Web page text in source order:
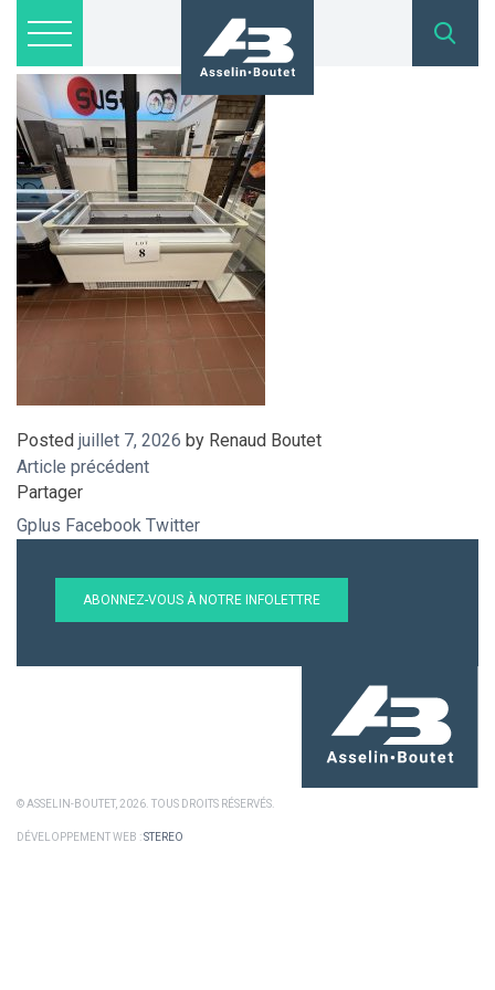
Lots disponibles
Inscription
Nous joindre
admin@asselinboutet.com
418 254-1771
IMG_8986
Posted juillet 7, 2026 by Renaud Boutet
Article précédent
Partager
Gplus Facebook Twitter
ABONNEZ-VOUS À NOTRE INFOLETTRE
© ASSELIN-BOUTET, 2026. TOUS DROITS RÉSERVÉS.
DÉVELOPPEMENT WEB :STEREO